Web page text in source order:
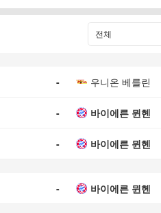
전체
- 우니온 베를린
- 바이에른 뮌헨
- 바이에른 뮌헨
- 바이에른 뮌헨